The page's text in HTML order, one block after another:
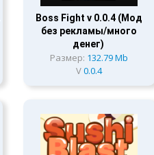
Boss Fight v 0.0.4 (Мод
без рекламы/много
денег)
Размер: 132.79 Mb
V0.0.4